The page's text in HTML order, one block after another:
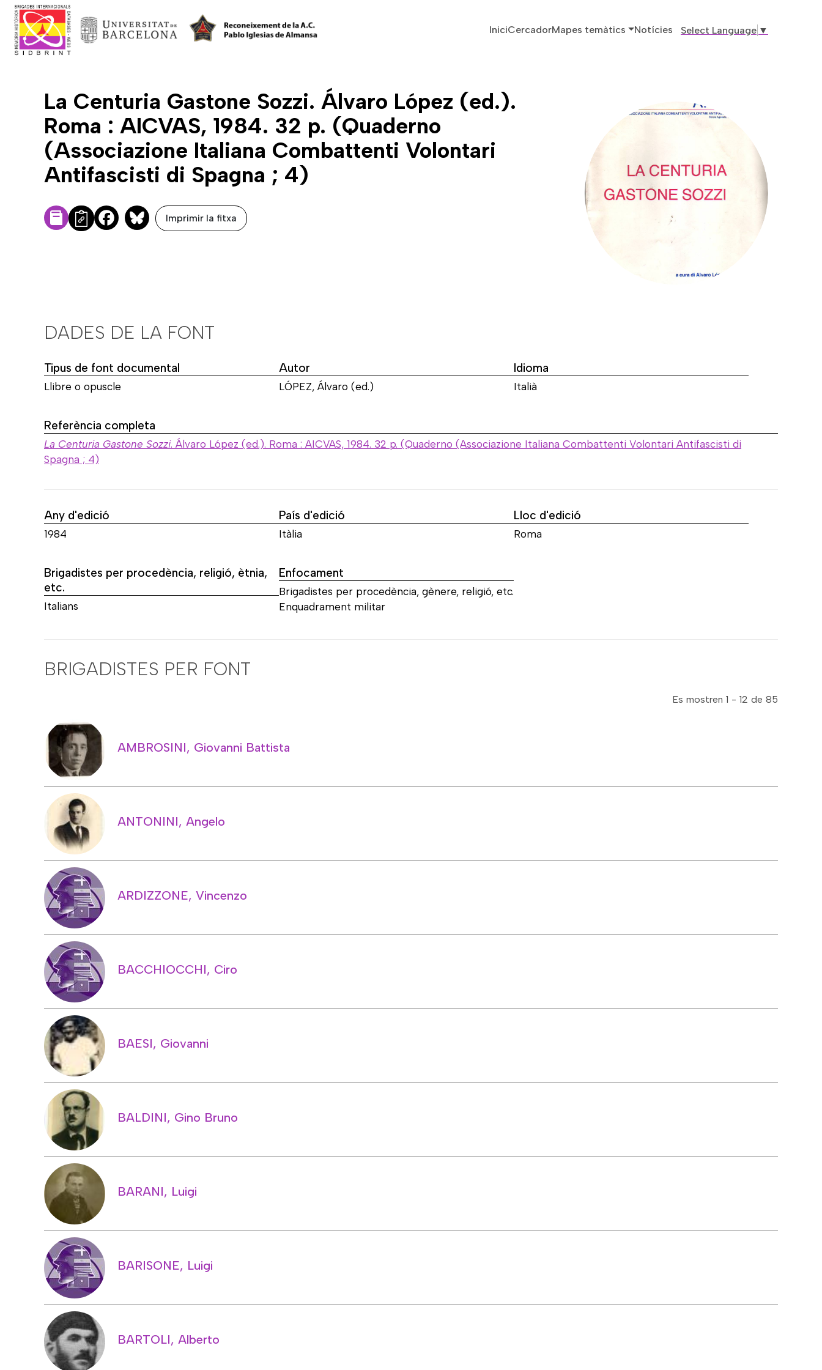
Navegació principal
IniciCercadorMapes temàtics Notícies Select Language ▼
La Centuria Gastone Sozzi. Álvaro López (ed.).
Roma : AICVAS, 1984. 32 p. (Quaderno
(Associazione Italiana Combattenti Volontari
Antifascisti di Spagna ; 4)
FacebookBluesky
Imprimir la fitxa
DADES DE LA FONT
Tipus de font documental
Llibre o opuscle
Autor
LÓPEZ, Álvaro (ed.)
Idioma
Italià
Referència completa
La Centuria Gastone Sozzi. Álvaro López (ed.). Roma : AICVAS, 1984. 32 p. (Quaderno (Associazione Italiana Combattenti Volontari Antifascisti di
Spagna ; 4)
Any d'edició
1984
País d'edició
Itàlia
Lloc d'edició
Roma
Brigadistes per procedència, religió, ètnia,
etc.
Italians
Enfocament
Brigadistes per procedència, gènere, religió, etc.
Enquadrament militar
BRIGADISTES PER FONT
Es mostren 1 - 12 de 85
AMBROSINI, Giovanni Battista
ANTONINI, Angelo
ARDIZZONE, Vincenzo
BACCHIOCCHI, Ciro
BAESI, Giovanni
BALDINI, Gino Bruno
BARANI, Luigi
BARISONE, Luigi
BARTOLI, Alberto